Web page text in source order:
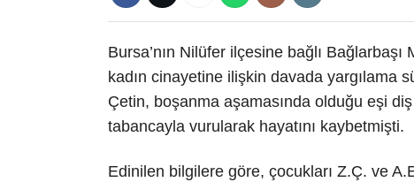
Bursa’nın Nilüfer ilçesine bağlı
kadın cinayetine ilişkin davada yargılama
Çetin, boşanma aşamasında olduğu eşi
tabancayla vurularak hayatını kaybetmişti.
Edinilen bilgilere göre, çocukları Z.Ç. ve